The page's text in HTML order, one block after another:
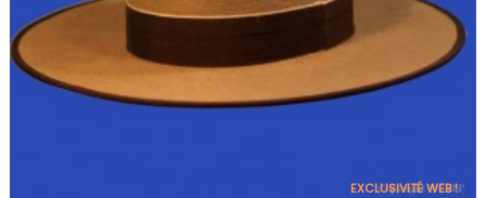
EXCLUSIVITÉ WEB !